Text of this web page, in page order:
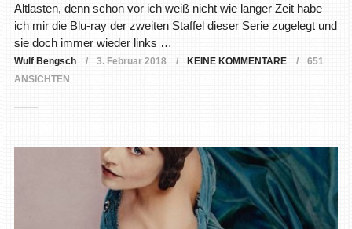
Altlasten, denn schon vor ich weiß nicht wie langer Zeit habe
ich mir die Blu-ray der zweiten Staffel dieser Serie zugelegt und
sie doch immer wieder links …
Wulf Bengsch 3. Februar 2018 KEINE KOMMENTARE
651
ANSICHTEN